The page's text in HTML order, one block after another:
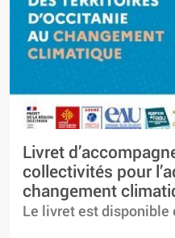
Livret
collectivités pour
changement
Le livret est disponible